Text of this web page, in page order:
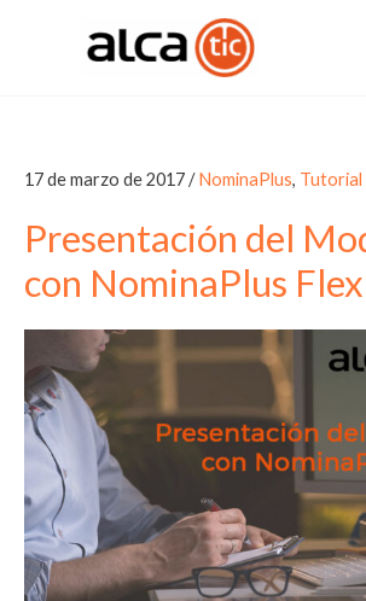
17 de marzo de 2017/NominaPlus, Tutorial
Presentación del
con NominaPlus Flex